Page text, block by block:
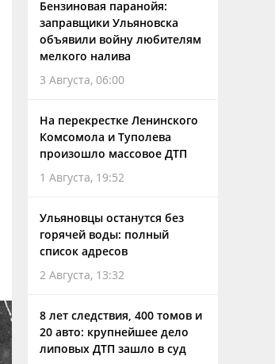
Бензиновая паранойя:
заправщики Ульяновска
объявили войну любителям
мелкого налива
3 Августа, 06:00
На перекрестке Ленинского
Комсомола и Туполева
произошло массовое ДТП
1 Августа, 19:52
Ульяновцы останутся без
горячей воды: полный
список адресов
2 Августа, 13:32
8 лет следствия, 400 томов и
20 авто: крупнейшее дело
липовых ДТП зашло в суд